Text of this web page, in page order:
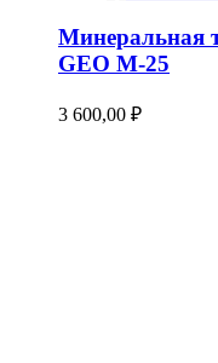
Минеральная
GEO М-25
3 600,00 ₽